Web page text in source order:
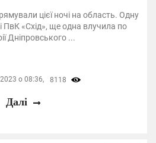
цієї ночі на область. Одну
ПвК «Схід», ще одна влучила по
Дніпровського ...
о 08:36, 8118
Далі